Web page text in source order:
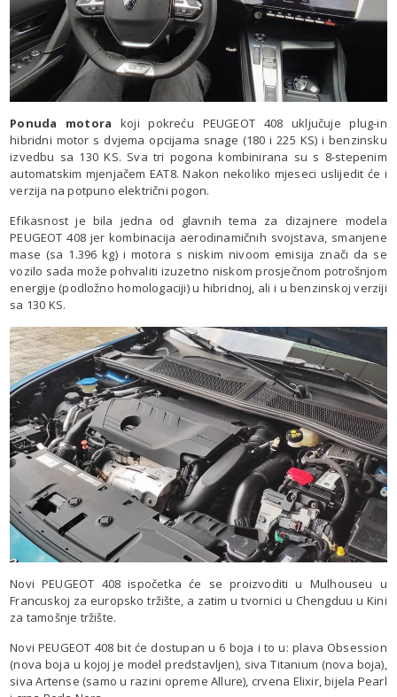
Ponuda motora koji pokreću PEUGEOT 408 uključuje plug-in
hibridni motor s dvjema opcijama snage (180 i 225 KS) i benzinsku
izvedbu sa 130 KS. Sva tri pogona kombinirana su s 8-stepenim
automatskim mjenjačem EAT8. Nakon nekoliko mjeseci uslijedit će i
verzija na potpuno električni pogon.
Efikasnost je bila jedna od glavnih tema za dizajnere modela
PEUGEOT 408 jer kombinacija aerodinamičnih svojstava, smanjene
mase (sa 1.396 kg) i motora s niskim nivoom emisija znači da se
vozilo sada može pohvaliti izuzetno niskom prosječnom potrošnjom
energije (podložno homologaciji) u hibridnoj, ali i u benzinskoj verziji
sa 130 KS.
Novi PEUGEOT 408 ispočetka će se proizvoditi u Mulhouseu u
Francuskoj za europsko tržište, a zatim u tvornici u Chengduu u Kini
za tamošnje tržište.
Novi PEUGEOT 408 bit će dostupan u 6 boja i to u: plava Obsession
(nova boja u kojoj je model predstavljen), siva Titanium (nova boja),
siva Artense (samo u razini opreme Allure), crvena Elixir, bijela Pearl